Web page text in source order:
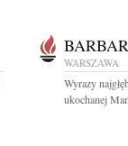
WARSZAWA
Wyrazy
ukochanej